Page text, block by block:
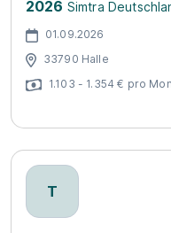
2026 Simtra
01.09.2026
33790 Halle
1.103 - 1.354 € pro
T